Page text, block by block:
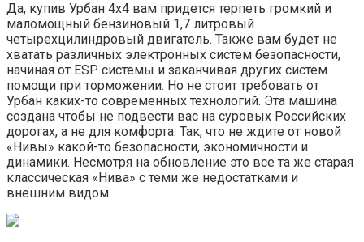
Да, купив Урбан 4х4 вам придется терпеть громкий и
маломощный бензиновый 1,7 литровый
четырехцилиндровый двигатель. Также вам будет не
хватать различных электронных систем безопасности,
начиная от ESP системы и заканчивая других систем
помощи при торможении. Но не стоит требовать от
Урбан каких-то современных технологий. Эта машина
создана чтобы не подвести вас на суровых Российских
дорогах, а не для комфорта. Так, что не ждите от новой
«Нивы» какой-то безопасности, экономичности и
динамики. Несмотря на обновление это все та же старая
классическая «Нива» с теми же недостатками и
внешним видом.